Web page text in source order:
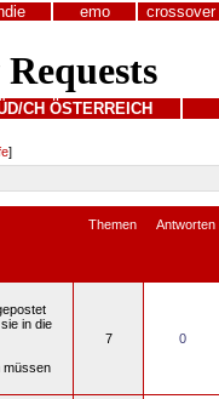
emo crossover
CH ÖSTERREICH
]
Themen Antworten
in die
müssen
7 0